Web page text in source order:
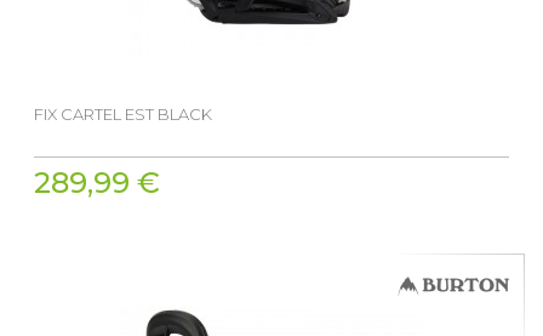
FIX CARTEL EST BLACK
289,99 €